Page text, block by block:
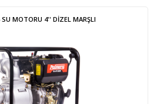
SU MOTORU 4'' DİZEL MARŞLI